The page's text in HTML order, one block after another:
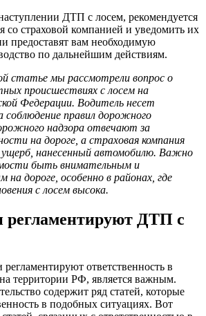
ДТП с лосем, рекомендуется
со страховой компанией и уведомить их
предоставят вам необходимую
по дальнейшим действиям.
статье мы рассмотрели вопрос о
происшествиях с лосем на
Федерации. Водитель несет
правил дорожного
надзора отвечают за
на дороге, а страховая компания
нанесенный автомобилю. Важно
быть внимательным и
дороге, особенно в районах, где
с лосем высока.
регламентируют ДТП с
регламентируют ответственность в
территории РФ, является важным.
содержит ряд статей, которые
в подобных ситуациях. Вот